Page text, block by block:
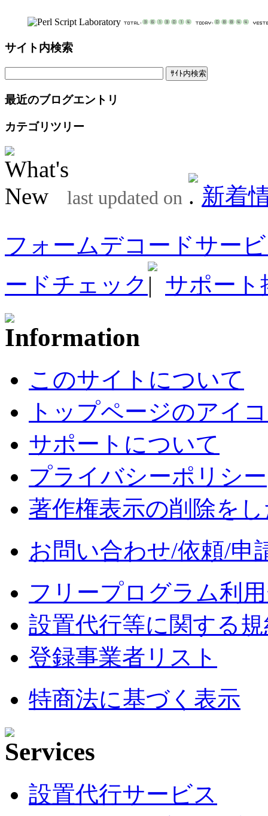
サイト内検索
最近のブログエントリ
カテゴリツリー
last updated on
新着
フォームデコードサー
ードチェック
サポート
このサイトについて
トップページのアイ
サポートについて
プライバシーポリシー
著作権表示の削除を
お問い合わせ/依頼/申
フリープログラム利
設置代行等に関する
登録事業者リスト
特商法に基づく表示
設置代行サービス